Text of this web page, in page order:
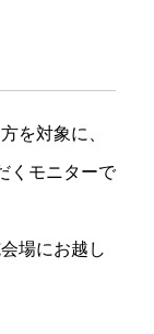
を対象に、
くモニターで
場にお越し